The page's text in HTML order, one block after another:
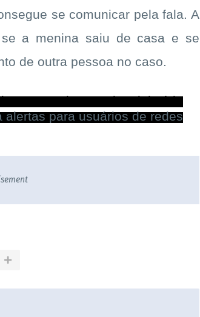
se comunicar pela fala. A
a menina saiu de casa e se
de outra pessoa no caso.
por um sistema do Ministério
para usuários de redes